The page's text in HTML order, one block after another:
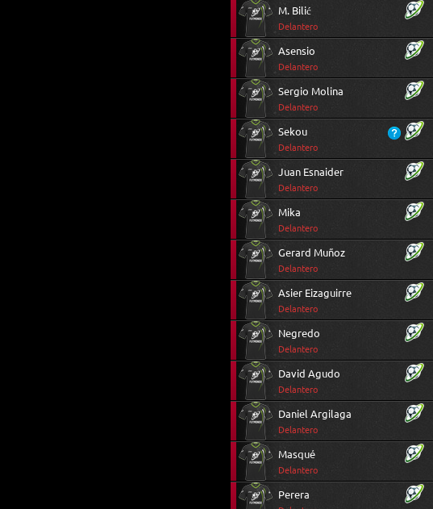
M. Bilić
Delantero
Asensio
Delantero
Sergio Molina
Delantero
Sekou
Delantero
Juan Esnaider
Delantero
Mika
Delantero
Gerard Muñoz
Delantero
Asier Eizaguirre
Delantero
Negredo
Delantero
David Agudo
Delantero
Daniel Argilaga
Delantero
Masqué
Delantero
Perera